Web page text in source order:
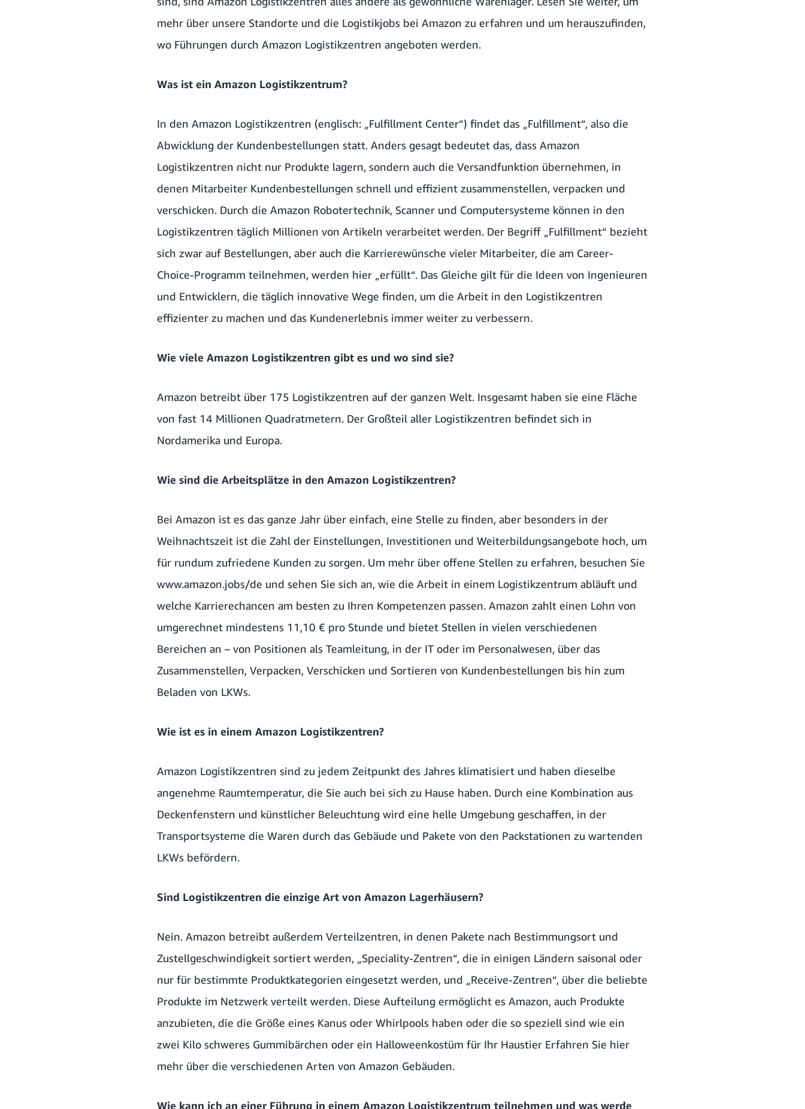
mehr über unsere Standorte und die Logistikjobs bei Amazon zu erfahren und um herauszufinden,
wo Führungen durch Amazon Logistikzentren angeboten werden.
Was ist ein Amazon Logistikzentrum?
In den Amazon Logistikzentren (englisch: „Fulfillment Center“) findet das „Fulfillment“, also die
Abwicklung der Kundenbestellungen statt. Anders gesagt bedeutet das, dass Amazon
Logistikzentren nicht nur Produkte lagern, sondern auch die Versandfunktion übernehmen, in
denen Mitarbeiter Kundenbestellungen schnell und effizient zusammenstellen, verpacken und
verschicken. Durch die Amazon Robotertechnik, Scanner und Computersysteme können in den
Logistikzentren täglich Millionen von Artikeln verarbeitet werden. Der Begriff „Fulfillment“ bezieht
sich zwar auf Bestellungen, aber auch die Karrierewünsche vieler Mitarbeiter, die am Career-
Choice-Programm teilnehmen, werden hier „erfüllt“. Das Gleiche gilt für die Ideen von Ingenieuren
und Entwicklern, die täglich innovative Wege finden, um die Arbeit in den Logistikzentren
effizienter zu machen und das Kundenerlebnis immer weiter zu verbessern.
Wie viele Amazon Logistikzentren gibt es und wo sind sie?
Amazon betreibt über 175 Logistikzentren auf der ganzen Welt. Insgesamt haben sie eine Fläche
von fast 14 Millionen Quadratmetern. Der Großteil aller Logistikzentren befindet sich in
Nordamerika und Europa.
Wie sind die Arbeitsplätze in den Amazon Logistikzentren?
Bei Amazon ist es das ganze Jahr über einfach, eine Stelle zu finden, aber besonders in der
Weihnachtszeit ist die Zahl der Einstellungen, Investitionen und Weiterbildungsangebote hoch, um
für rundum zufriedene Kunden zu sorgen. Um mehr über offene Stellen zu erfahren, besuchen Sie
www.amazon.jobs/de und sehen Sie sich an, wie die Arbeit in einem Logistikzentrum abläuft und
welche Karrierechancen am besten zu Ihren Kompetenzen passen. Amazon zahlt einen Lohn von
umgerechnet mindestens 11,10 € pro Stunde und bietet Stellen in vielen verschiedenen
Bereichen an – von Positionen als Teamleitung, in der IT oder im Personalwesen, über das
Zusammenstellen, Verpacken, Verschicken und Sortieren von Kundenbestellungen bis hin zum
Beladen von LKWs.
Wie ist es in einem Amazon Logistikzentren?
Amazon Logistikzentren sind zu jedem Zeitpunkt des Jahres klimatisiert und haben dieselbe
angenehme Raumtemperatur, die Sie auch bei sich zu Hause haben. Durch eine Kombination aus
Deckenfenstern und künstlicher Beleuchtung wird eine helle Umgebung geschaffen, in der
Transportsysteme die Waren durch das Gebäude und Pakete von den Packstationen zu wartenden
LKWs befördern.
Sind Logistikzentren die einzige Art von Amazon Lagerhäusern?
Nein. Amazon betreibt außerdem Verteilzentren, in denen Pakete nach Bestimmungsort und
Zustellgeschwindigkeit sortiert werden, „Speciality-Zentren“, die in einigen Ländern saisonal oder
nur für bestimmte Produktkategorien eingesetzt werden, und „Receive-Zentren“, über die beliebte
Produkte im Netzwerk verteilt werden. Diese Aufteilung ermöglicht es Amazon, auch Produkte
anzubieten, die die Größe eines Kanus oder Whirlpools haben oder die so speziell sind wie ein
zwei Kilo schweres Gummibärchen oder ein Halloweenkostüm für Ihr Haustier Erfahren Sie hier
mehr über die verschiedenen Arten von Amazon Gebäuden.
Wie kann ich an einer Führung in einem Amazon Logistikzentrum teilnehmen und was werde